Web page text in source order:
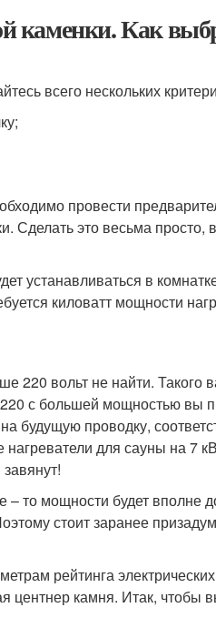
каменки. Как
всего нескольких
провести
Сделать это весьма просто,
устанавливаться в
киловатт мощности
220 вольт не найти. Такого
с большей мощностью вы
будущую проводку,
для сауны на 7
то мощности будет вполне
стоит заранее
рейтинга
центнер камня. Итак,